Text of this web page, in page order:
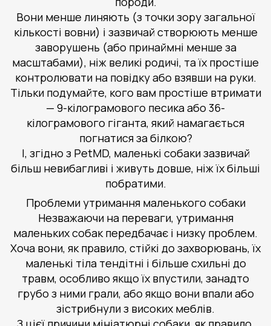
Вони менше линяють (з точки зору загальної
кількості вовни) і зазвичай створюють менше
заворушень (або принаймні менше за
масштабами), ніж великі родичі, та їх простіше
контролювати на повідку або взявши на руки.
Тільки подумайте, кого вам простіше втримати
— 9-кілограмового песика або 36-
кілограмового гіганта, який намагається
погнатися за білкою?
І, згідно з PetMD, маленькі собаки зазвичай
більш невибагливі і живуть довше, ніж їх більші
побратими.
Проблеми утримання маленького собаки
Незважаючи на переваги, утримання
маленьких собак передбачає і низку проблем.
Хоча вони, як правило, стійкі до захворювань, їх
маленькі тіла тендітні і більше схильні до
травм, особливо якщо їх впустили, занадто
грубо з ними грали, або якщо вони впали або
зістрибнули з високих меблів.